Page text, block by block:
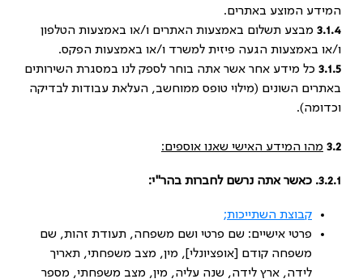
המידע המוצע באתרים.
3.1.4 מבצע תשלום באמצעות האתרים ו/או באמצעות הטלפון
ו/או באמצעות הגעה פיזית למשרד ו/או באמצעות הפקס.
3.1.5 כל מידע אחר אשר אתה בוחר לספק לנו במסגרת השירותים
באתרים השונים (מילוי טופס ממוחשב, העלאת עבודות לבדיקה
וכדומה).
3.2 מהו המידע האישי שאנו אוספים:
3.2.1. כאשר אתה נרשם לחברות בהר"י:
קבוצת השתייכות;
פרטי אישיים: שם פרטי ושם משפחה, תעודת זהות, שם
משפחה קודם [אופציונלי], מין, מצב משפחתי, תאריך
לידה, ארץ לידה, שנה עליה, מין, מצב משפחתי, מספר